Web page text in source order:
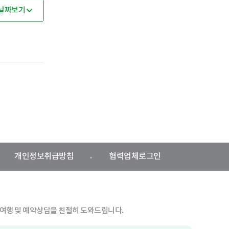
짜보기
개인정보취급방침 협력업체로그인
행 및 예약상담을 친절히 도와드립니다.